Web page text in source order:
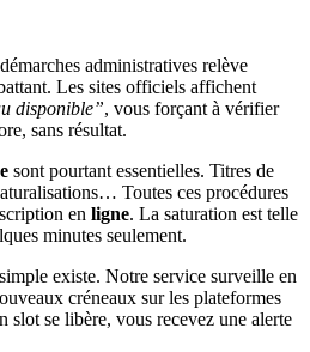
administratives relève
Les sites officiels affichent
disponible”, vous forçant à vérifier
sans résultat.
sont pourtant essentielles. Titres de
Toutes ces procédures
en ligne. La saturation est telle
minutes seulement.
existe. Notre service surveille en
créneaux sur les plateformes
slot se libère, vous recevez une alerte